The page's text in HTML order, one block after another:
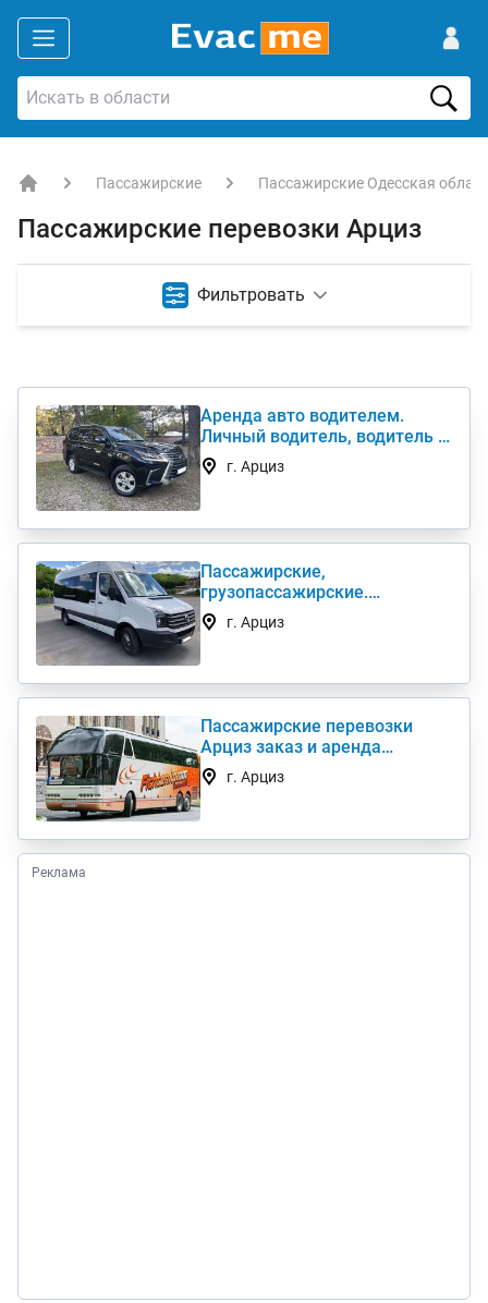
Пассажирские Пассажирские Одесская
Пассажирские перевозки Арциз
Фильтровать
Аренда авто водителем.
Личный водитель, водитель с
авто в семью
г. Арциз
Пассажирские,
грузопассажирские.
Развозка. Трансфер. Аренда
автобуса
г. Арциз
Пассажирские перевозки
Арциз заказ и аренда
автобуса 50, 55, 62, 89 мест
г. Арциз
Реклама